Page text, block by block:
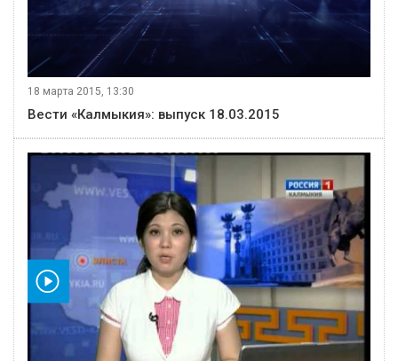
18 марта 2015, 13:30
Вести «Калмыкия»: выпуск 18.03.2015